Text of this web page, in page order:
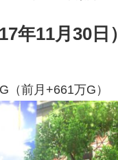
年11月30日）
（前月+661万G）